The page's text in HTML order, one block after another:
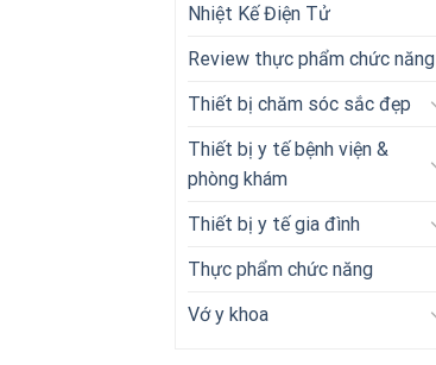
Nhiệt Kế Điện Tử
Review thực phẩm chức năng
Thiết bị chăm sóc sắc đẹp
Thiết bị y tế bệnh viện &
phòng khám
Thiết bị y tế gia đình
Thực phẩm chức năng
Vớ y khoa